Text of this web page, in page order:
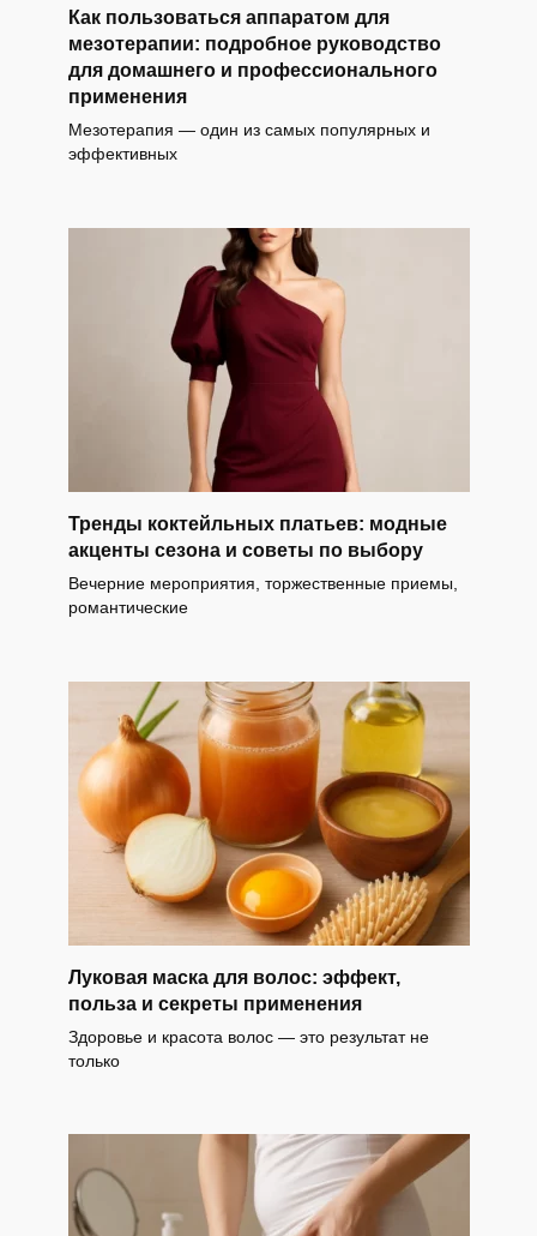
Как пользоваться аппаратом для
мезотерапии: подробное руководство
для домашнего и профессионального
применения
Мезотерапия — один из самых популярных и
эффективных
Тренды коктейльных платьев: модные
акценты сезона и советы по выбору
Вечерние мероприятия, торжественные приемы,
романтические
Луковая маска для волос: эффект,
польза и секреты применения
Здоровье и красота волос — это результат не
только